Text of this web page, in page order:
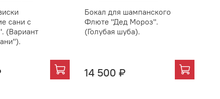
сани с
(Вариант
Бокал для шампанского
Флюте "Дед Мороз".
(Голубая шуба).
14 500 ₽